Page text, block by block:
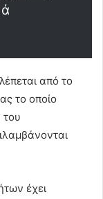
από το
το οποίο
του
έχει